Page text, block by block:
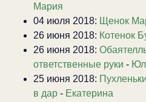
Мария
04 июля 2018: Щенок
26 июня 2018: Котенок
26 июня 2018:
ответственные руки -
25 июня 2018:
в дар - Екатерина